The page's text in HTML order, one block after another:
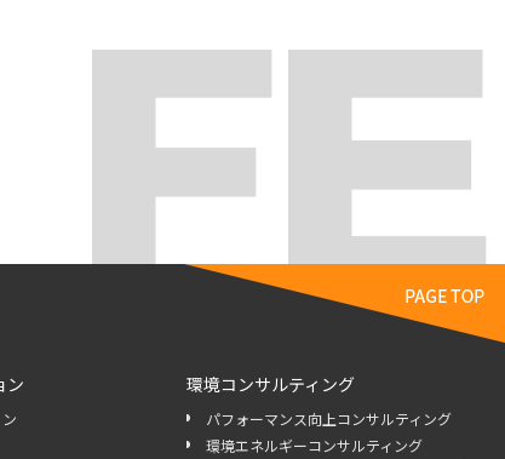
ン 環境コンサルティング
パフォーマンス向上コンサルティング
環境エネルギーコンサルティング